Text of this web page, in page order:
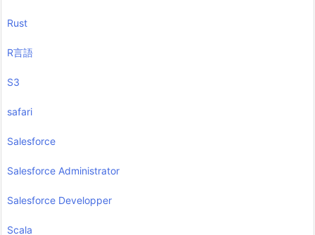
Rust
R言語
S3
safari
Salesforce
Salesforce Administrator
Salesforce Developper
Scala